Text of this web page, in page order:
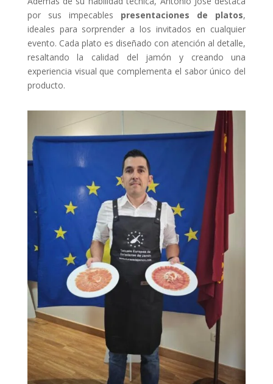
por sus impecables presentaciones de platos,
ideales para sorprender a los invitados en cualquier
evento. Cada plato es diseñado con atención al detalle,
resaltando la calidad del jamón y creando una
experiencia visual que complementa el sabor único del
producto.